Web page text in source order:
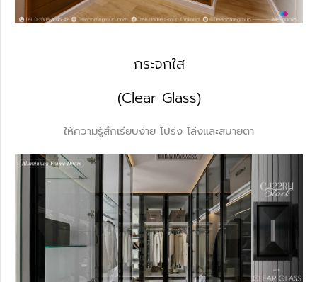
กระจกใส
(Clear Glass)
ให้ความรู้สึกเรียบง่าย โปร่ง โล่งและสบายตา